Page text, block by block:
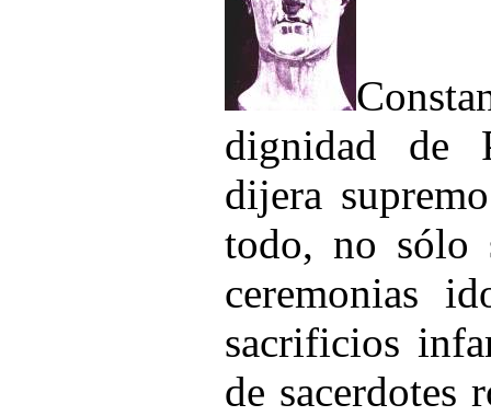
dignidad de
dijera
todo, no sólo
ceremonias
sacrificios
de sacerdotes